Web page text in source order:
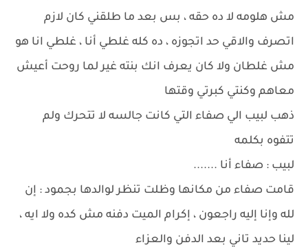
مش هلومه لا ده حقه ، بس بعد ما طلقني كان لازم
اتصرف والاقي حد اتجوزه ، ده كله غلطي أنا ، غلطي انا هو
مش غلطان ولا كان يعرف انك بنته غير لما روحت أعيش
معاهم وكنتي كبرتي وقتها
ذهب لبيب الي صفاء التي كانت جالسه لا تتحرك ولم
تتفوه بكلمه
لبيب : صفاء أنا .......
قامت صفاء من مكانها وظلت تنظر لوالدها بجمود : إن
لله وإنا إليه راجعون ، إكرام الميت دفنه مش كده ولا ايه ،
لينا حديد تاني بعد الدفن والعزاء